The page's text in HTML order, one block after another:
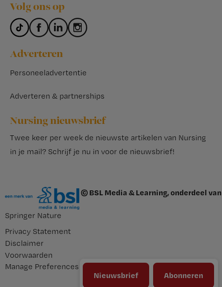
Nieuwsbrief Abonneren
Volg ons op
Adverteren
Personeeladvertentie
Adverteren & partnerships
Nursing nieuwsbrief
Twee keer per week de nieuwste artikelen van Nursing
in je mail? Schrijf je nu in voor de nieuwsbrief!
© BSL Media & Learning, onderdeel van
Springer Nature
Privacy Statement
Disclaimer
Voorwaarden
Manage Preferences